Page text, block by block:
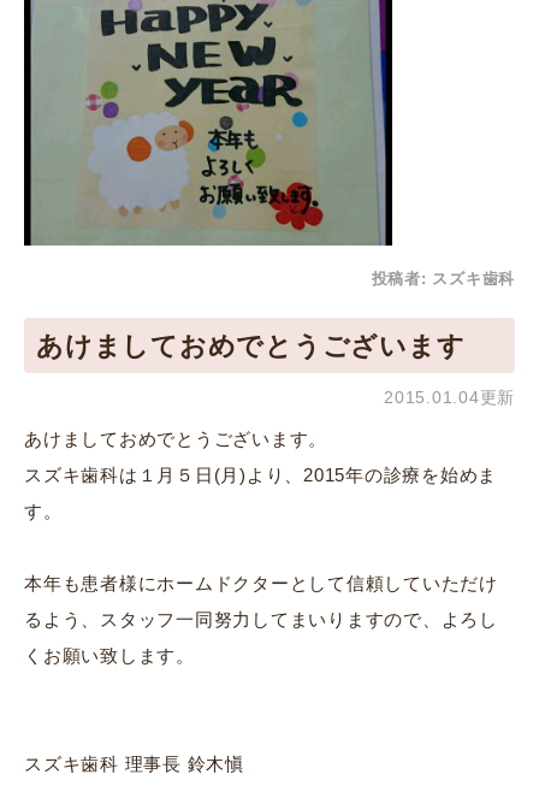
投稿者: スズキ歯科
あけましておめでとうございます
2015.01.04更新
あけましておめでとうございます。
スズキ歯科は１月５日(月)より、2015年の診療を始めま
す。
本年も患者様にホームドクターとして信頼していただけ
るよう、スタッフ一同努力してまいりますので、よろし
くお願い致します。
スズキ歯科 理事長 鈴木愼